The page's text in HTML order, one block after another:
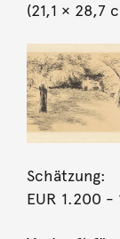
(21,1 × 28,7
Schätzung:
EUR 1.200 -